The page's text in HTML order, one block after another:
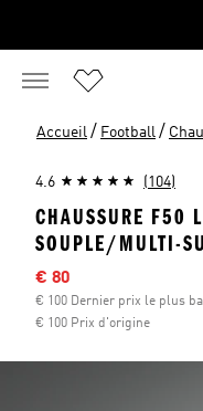
Accueil / Football /
4.6 (104)
CHAUSSURE F50
SOUPLE/MULTI-
Sale price
€ 80
€ 100 Dernier prix le plus
€ 100 Prix d'origine